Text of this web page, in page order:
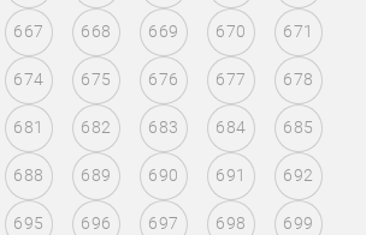
667 668 669 670 671
674 675 676 677 678
681 682 683 684 685
688 689 690 691 692
695 696 697 698 699